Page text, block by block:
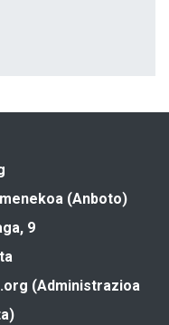
(Anboto)
9
(Administrazioa